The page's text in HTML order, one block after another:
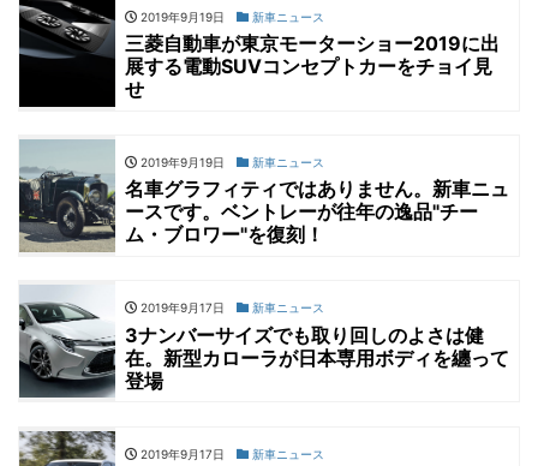
2019年9月19日 新車ニュース
三菱自動車が東京モーターショー2019に出
展する電動SUVコンセプトカーをチョイ見
せ
2019年9月19日 新車ニュース
名車グラフィティではありません。新車ニュ
ースです。ベントレーが往年の逸品"チー
ム・ブロワー"を復刻！
2019年9月17日 新車ニュース
3ナンバーサイズでも取り回しのよさは健
在。新型カローラが日本専用ボディを纏って
登場
2019年9月17日 新車ニュース